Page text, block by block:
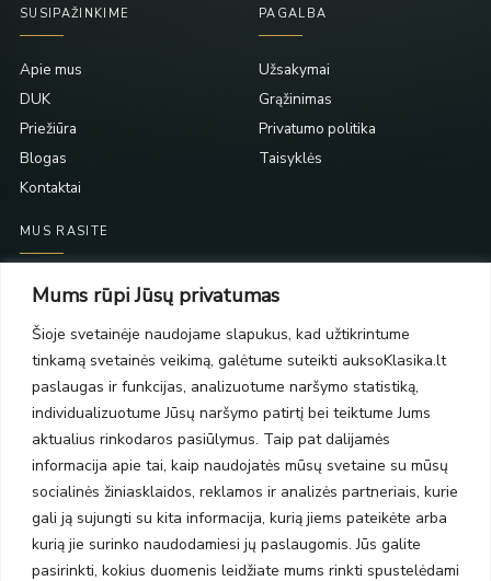
Mums rūpi Jūsų privatumas
Šioje svetainėje naudojame slapukus, kad užtikrintume
tinkamą svetainės veikimą, galėtume suteikti auksoKlasika.lt
paslaugas ir funkcijas, analizuotume naršymo statistiką,
individualizuotume Jūsų naršymo patirtį bei teiktume Jums
aktualius rinkodaros pasiūlymus. Taip pat dalijamės
informacija apie tai, kaip naudojatės mūsų svetaine su mūsų
socialinės žiniasklaidos, reklamos ir analizės partneriais, kurie
gali ją sujungti su kita informacija, kurią jiems pateikėte arba
kurią jie surinko naudodamiesi jų paslaugomis. Jūs galite
pasirinkti, kokius duomenis leidžiate mums rinkti spustelėdami
SUSIPAŽINKIME
Apie mus
DUK
Priežiūra
Blogas
Kontaktai
PAGALBA
Užsakymai
Grąžinimas
Privatumo politika
Taisyklės
MUS RASITE
Taikos pr. 139
PC Molas, Klaipėda
Taikos pr. 141
PC BIG 2, Klaipėda
Šilutės pl. 35
PC Banginis, Klaipėda
NAUJIENLAIŠKIS
Prenumeruokite ir gaukite pasiūlymus, naujienas bei riboto
leidimo kolekcijas.